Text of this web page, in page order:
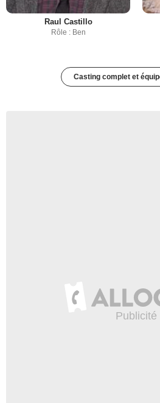
Raul Castillo
Rôle : Ben
Casting complet et